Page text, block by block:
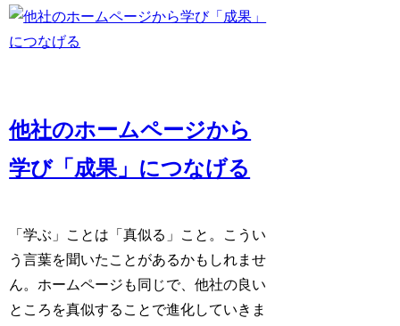
他社のホームページから
学び「成果」につなげる
「学ぶ」ことは「真似る」こと。こうい
う言葉を聞いたことがあるかもしれませ
ん。ホームページも同じで、他社の良い
ところを真似することで進化していきま